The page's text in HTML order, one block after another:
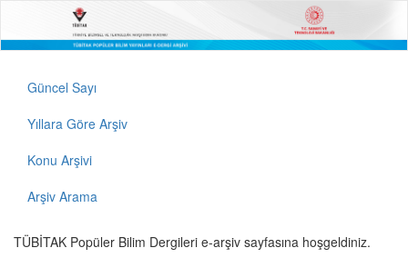
Güncel Sayı
Yıllara Göre Arşiv
Konu Arşivi
Arşiv Arama
TÜBİTAK Popüler Bilim Dergileri e-arşiv sayfasına hoşgeldiniz.